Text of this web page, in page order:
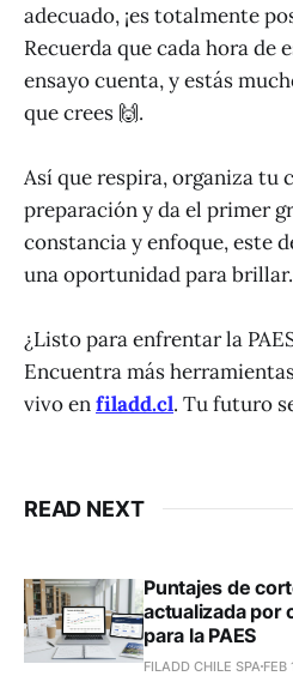
adecuado, ¡es totalmente
Recuerda que cada hora de
ensayo cuenta, y estás
que crees 🙌.
Así que respira, organiza tu
preparación y da el primer
constancia y enfoque, este
una oportunidad para brillar.
¿Listo para enfrentar la
Encuentra más
vivo enfiladd.cl. Tu futuro
READ NEXT
Puntajes de
actualizada por
para la PAES
FILADD CHILE SPA FEB